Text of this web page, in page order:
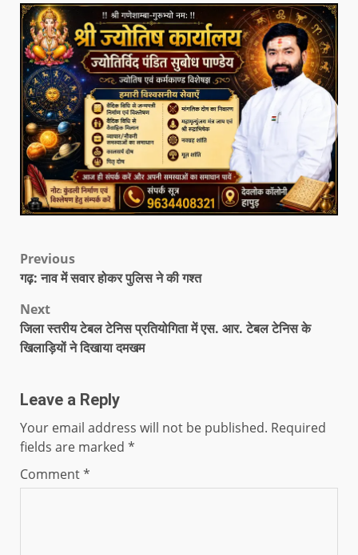
Previous
गढ़: नाव में सवार होकर पुलिस ने की गश्त
Next
जिला स्तरीय टेबल टेनिस प्रतियोगिता में एस. आर. टेबल टेनिस के
खिलाड़ियों ने दिखाया दमखम
Leave a Reply
Your email address will not be published. Required
fields are marked *
Comment*